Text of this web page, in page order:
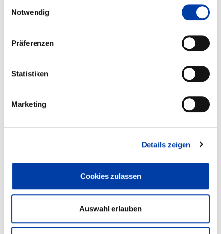
unsererDATENSCHUTZ
Seite, sowie in unserem
Notwendig
Präferenzen
Statistiken
Marketing
Details zeigen
Cookies zulassen
Auswahl erlauben
80-SRS/SSS
CATALOGUE SHEET 80-SRS/SSS
DOWNLOAD DOWNLOAD